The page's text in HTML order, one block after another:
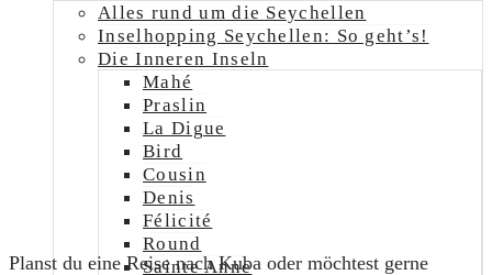
Alles rund um die Seychellen
Inselhopping Seychellen: So geht’s!
Die Inneren Inseln
Mahé
Praslin
La Digue
Bird
Cousin
Denis
Félicité
Round
Sainte Anne
Planst du eine Reise nach Kuba oder möchtest gerne